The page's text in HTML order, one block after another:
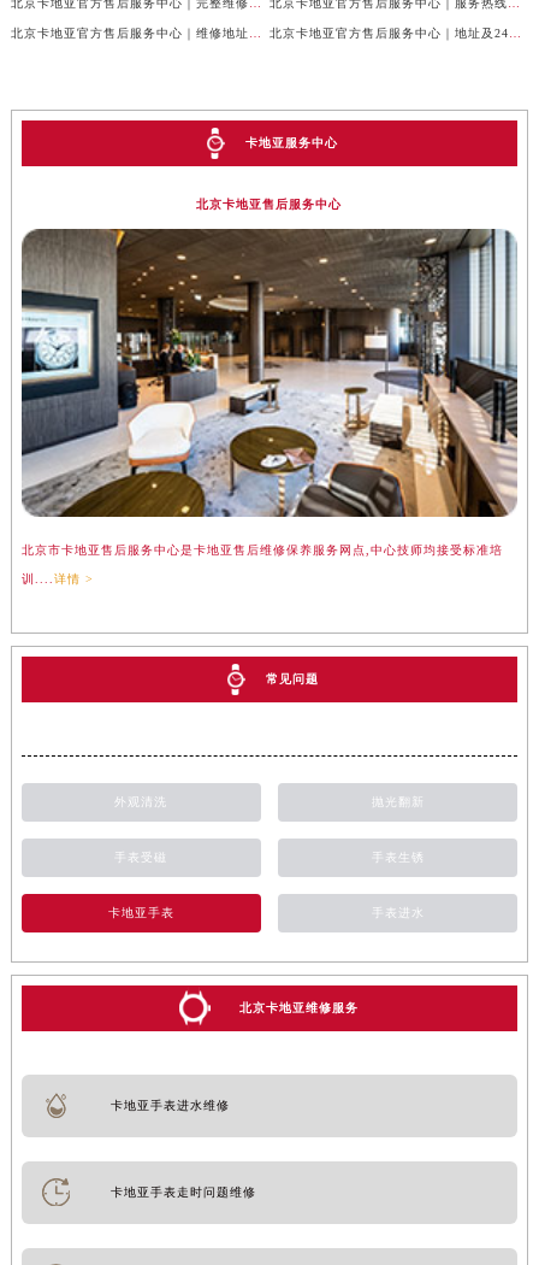
卡地亚服务中心
北京卡地亚售后服务中心
北京市卡地亚售后服务中心是卡地亚售后维修保养服务网点,中心技师均接受标准培
训.... 详情 >
常见问题
外观清洗 抛光翻新
手表受磁 手表生锈
卡地亚手表 手表进水
北京卡地亚维修服务
卡地亚手表进水维修
卡地亚手表走时问题维修